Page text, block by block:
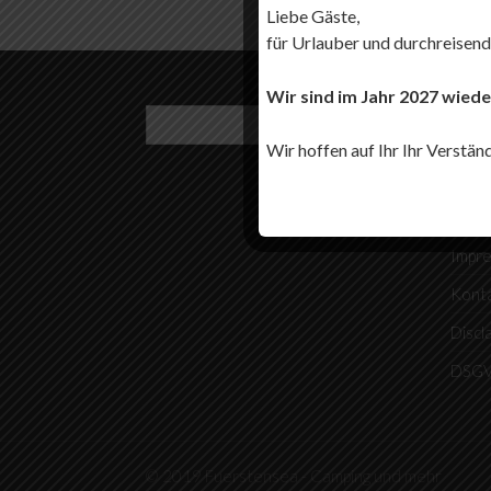
© 2019 Fuerstensea - Camping und mehr
Liebe Gäste,
für Urlauber und
Wir sind im Jahr 2027
Wir hoffen auf Ihr Ihr